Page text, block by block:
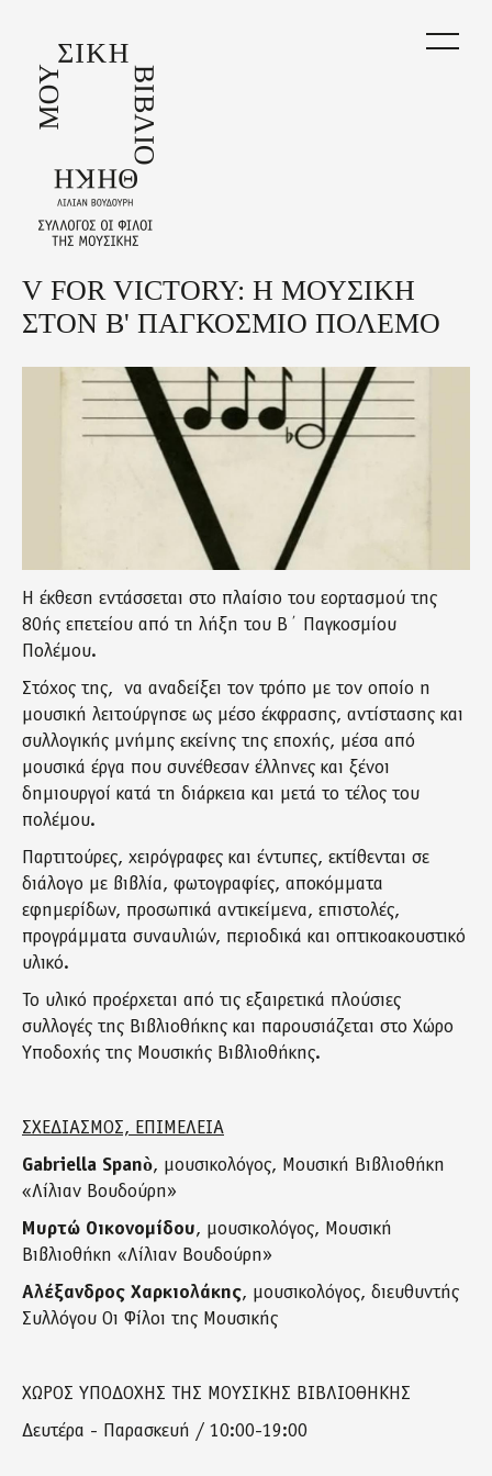
main
content
Back
to
top
V FOR VICTORY: Η ΜΟΥΣΙΚΗ
ΣΤΟΝ Β' ΠΑΓΚΟΣΜΙΟ ΠΟΛΕΜΟ
Η έκθεση εντάσσεται στο πλαίσιο του εορτασμού της
80ής επετείου από τη λήξη του Β΄ Παγκοσμίου
Πολέμου.
Στόχος της, να αναδείξει τον τρόπο με τον οποίο η
μουσική λειτούργησε ως μέσο έκφρασης, αντίστασης και
συλλογικής μνήμης εκείνης της εποχής, μέσα από
μουσικά έργα που συνέθεσαν έλληνες και ξένοι
δημιουργοί κατά τη διάρκεια και μετά το τέλος του
πολέμου.
Παρτιτούρες, χειρόγραφες και έντυπες, εκτίθενται σε
διάλογο με βιβλία, φωτογραφίες, αποκόμματα
εφημερίδων, προσωπικά αντικείμενα, επιστολές,
προγράμματα συναυλιών, περιοδικά και οπτικοακουστικό
υλικό.
Το υλικό προέρχεται από τις εξαιρετικά πλούσιες
συλλογές της Βιβλιοθήκης και παρουσιάζεται στο Χώρο
Υποδοχής της Μουσικής Βιβλιοθήκης.
ΣΧΕΔΙΑΣΜΟΣ, ΕΠΙΜΕΛΕΙΑ
Gabriella Spanò, μουσικολόγος, Μουσική Βιβλιοθήκη
«Λίλιαν Βουδούρη»
Μυρτώ Οικονομίδου, μουσικολόγος, Μουσική
Βιβλιοθήκη «Λίλιαν Βουδούρη»
Αλέξανδρος Χαρκιολάκης, μουσικολόγος, διευθυντής
Συλλόγου Οι Φίλοι της Μουσικής
ΧΩΡΟΣ ΥΠΟΔΟΧΗΣ ΤΗΣ ΜΟΥΣΙΚΗΣ ΒΙΒΛΙΟΘΗΚΗΣ
Δευτέρα - Παρασκευή / 10:00-19:00